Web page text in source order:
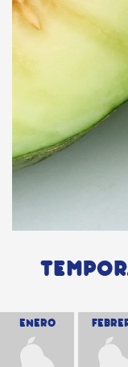
ENERO